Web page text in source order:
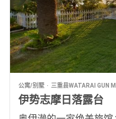
公寓/别墅 三重县WATARAI GUN
伊势志摩日落露台